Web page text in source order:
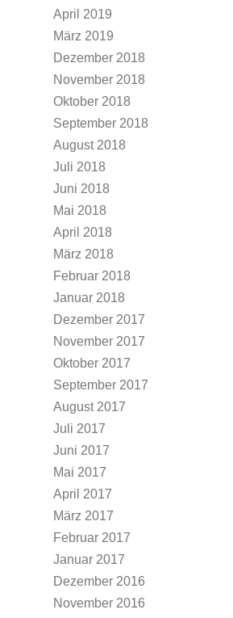
April 2019
März 2019
Dezember 2018
November 2018
Oktober 2018
September 2018
August 2018
Juli 2018
Juni 2018
Mai 2018
April 2018
März 2018
Februar 2018
Januar 2018
Dezember 2017
November 2017
Oktober 2017
September 2017
August 2017
Juli 2017
Juni 2017
Mai 2017
April 2017
März 2017
Februar 2017
Januar 2017
Dezember 2016
November 2016